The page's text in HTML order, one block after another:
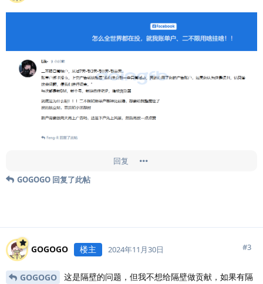
回复
GOGOGO 回复了此帖
GOGOGO 楼主 2024年11月30日 #3
GOGOGO
这是隔壁的问题，但我不想给隔壁做贡献，如果有隔